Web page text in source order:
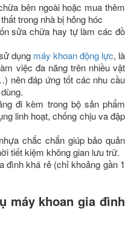
bên ngoài hoặc mua thêm
trong nhà bị hỏng hóc
sửa chữa hay tự làm các đồ
dụng máy khoan động lực, là
việc đa năng trên nhiều vật
nên đáp ứng tốt các nhu cầu
đi kèm trong bộ sản phẩm
linh hoạt, chống chịu va đập
chắc chắn giúp bảo quản
tiết kiệm không gian lưu trữ.
đình khá rẻ (chỉ khoảng gần 1
máy khoan gia đình